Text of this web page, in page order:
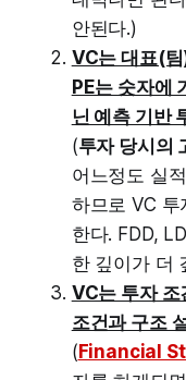
안된다.)
VC는 대표(
PE는 숫자에
닌 예측 기반
(투자 당시의
어느정도 실
하므로 VC
한다. FDD,
한 깊이가 더
VC는 투자 조
조건과 구조
(Financial